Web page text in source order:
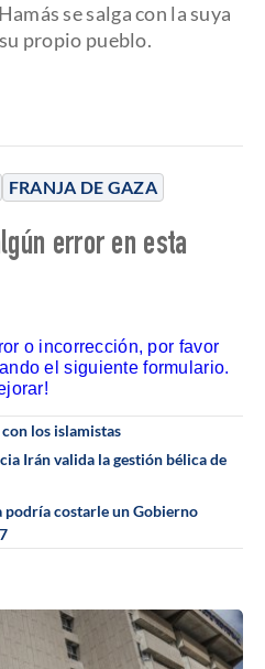
FRANJA DE GAZA
se salga con la suya
propio pueblo.
error en esta
o incorrección, por favor
el siguiente formulario.
los islamistas
Irán valida la gestión bélica de
podría costarle un Gobierno